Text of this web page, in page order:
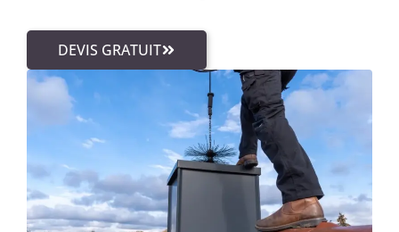
DEVIS GRATUIT